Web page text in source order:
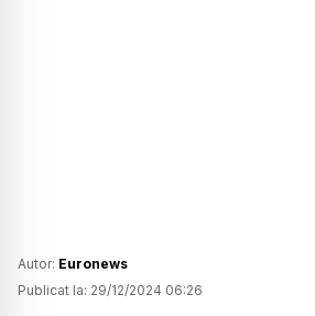
Autor: Euronews
Publicat la: 29/12/2024 06:26